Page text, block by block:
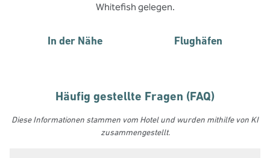
Whitefish gelegen.
In der Nähe Flughäfen
Häufig gestellte Fragen (FAQ)
Diese Informationen stammen vom Hotel und wurden mithilfe von KI
zusammengestellt.